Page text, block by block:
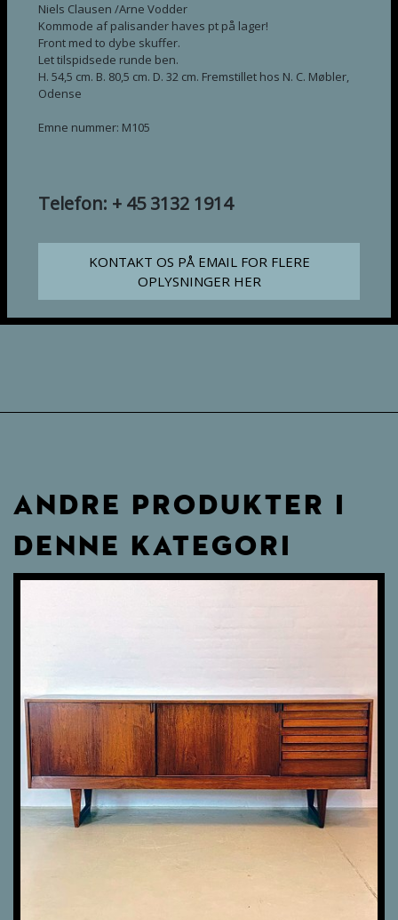
Niels Clausen /Arne Vodder
Kommode af palisander haves pt på lager!
Front med to dybe skuffer.
Let tilspidsede runde ben.
H. 54,5 cm. B. 80,5 cm. D. 32 cm. Fremstillet hos N. C. Møbler,
Odense
Emne nummer: M105
Telefon: + 45 3132 1914
KONTAKT OS PÅ EMAIL FOR FLERE
OPLYSNINGER HER
ANDRE PRODUKTER I
DENNE KATEGORI